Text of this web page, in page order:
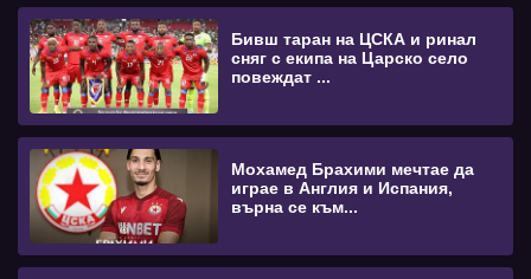
Бивш таран на ЦСКА и ринал
сняг с екипа на Царско село
повеждат ...
Мохамед Брахими мечтае да
играе в Англия и Испания,
върна се към...